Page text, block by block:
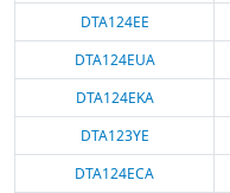
DTA124EE
DTA124EUA
DTA124EKA
DTA123YE
DTA124ECA